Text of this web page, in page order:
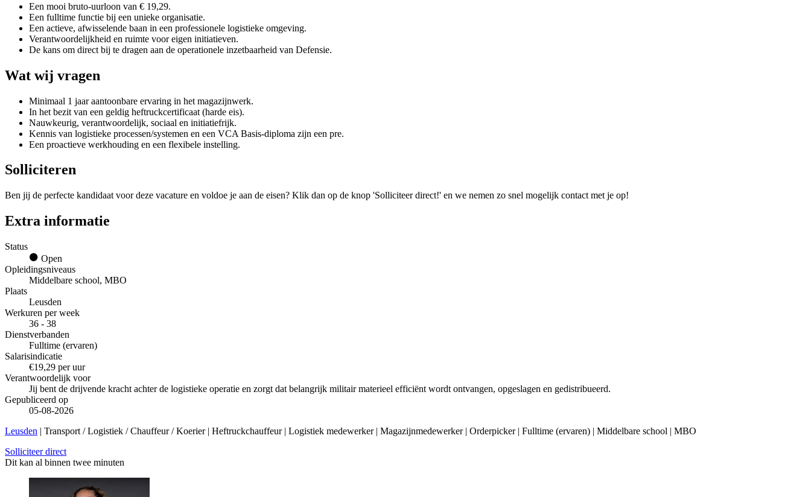
Een mooi bruto-uurloon van € 19,29.
Een fulltime functie bij een unieke organisatie.
Een actieve, afwisselende baan in een professionele logistieke omgeving.
Verantwoordelijkheid en ruimte voor eigen initiatieven.
De kans om direct bij te dragen aan de operationele inzetbaarheid van Defensie.
Wat wij vragen
Minimaal 1 jaar aantoonbare ervaring in het magazijnwerk.
In het bezit van een geldig heftruckcertificaat (harde eis).
Nauwkeurig, verantwoordelijk, sociaal en initiatiefrijk.
Kennis van logistieke processen/systemen en een VCA Basis-diploma zijn een pre.
Een proactieve werkhouding en een flexibele instelling.
Solliciteren
Ben jij de perfecte kandidaat voor deze vacature en voldoe je aan de eisen? Klik dan op de knop 'Solliciteer direct!' en we nemen zo snel mogelijk contact met je op!
Extra informatie
Status
Open
Opleidingsniveaus
Middelbare school, MBO
Plaats
Leusden
Werkuren per week
36 - 38
Dienstverbanden
Fulltime (ervaren)
Salarisindicatie
€19,29 per uur
Verantwoordelijk voor
Jij bent de drijvende kracht achter de logistieke operatie en zorgt dat belangrijk militair materieel efficiënt wordt ontvangen, opgeslagen en gedistribueerd.
Gepubliceerd op
05-08-2026
Leusden | Transport / Logistiek / Chauffeur / Koerier | Heftruckchauffeur | Logistiek medewerker | Magazijnmedewerker | Orderpicker | Fulltime (ervaren) | Middelbare school | MBO
Solliciteer direct
Dit kan al binnen twee minuten